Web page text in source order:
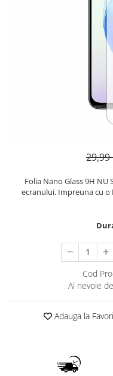
29,99
Folia Nano Glass 9H NU
ecranului. Impreuna cu
Cod
Ai nevoie
Adauga la